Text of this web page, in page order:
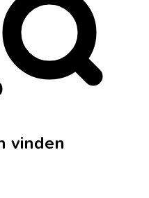
vinden